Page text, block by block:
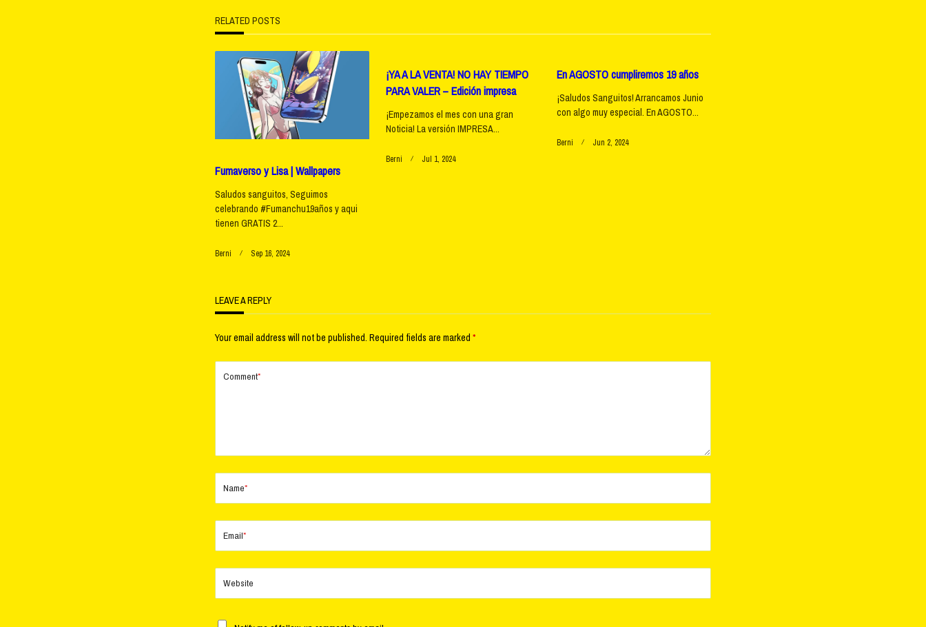
subtitle
screen-
reader-
text">Page</span>
RELATED POSTS
Fumaverso y Lisa | Wallpapers
Saludos sanguitos, Seguimos
celebrando #Fumanchu19años y aqui
tienen GRATIS 2...
Berni Sep 16, 2024
¡YA A LA VENTA! NO HAY TIEMPO
PARA VALER – Edición impresa
¡Empezamos el mes con una gran
Noticia! La versión IMPRESA...
Berni Jul 1, 2024
En AGOSTO cumpliremos 19 años
¡Saludos Sanguitos! Arrancamos Junio
con algo muy especial. En AGOSTO...
Berni Jun 2, 2024
LEAVE A REPLY
Your email address will not be published. Required fields are marked *
Comment*
Name*
Email*
Website